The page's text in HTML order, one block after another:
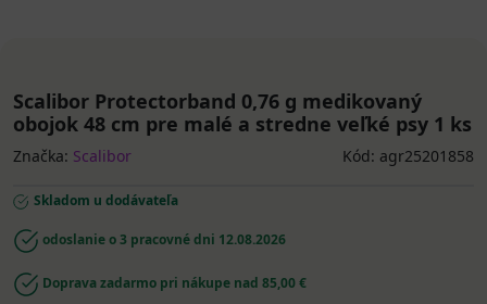
Scalibor Protectorband 0,76 g medikovaný
obojok 48 cm pre malé a stredne veľké psy 1 ks
Značka: Scalibor Kód: agr25201858
Skladom u dodávateľa
odoslanie o 3 pracovné dni 12.08.2026
Doprava zadarmo pri nákupe nad 85,00 €